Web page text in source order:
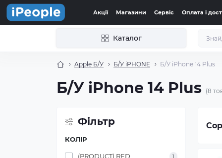
Акції Магазини Сервіс Оплата і
Каталог
Apple Б/У Б/У iPHONE Б/У iPhone 14 Plus
Б/У iPhone 14 Plus (8
Фільтр
КОЛІР
(PRODUCT) RED 1